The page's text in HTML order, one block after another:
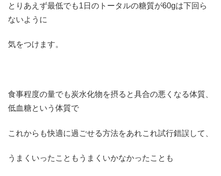
とりあえず最低でも1日のトータルの糖質が60gは下回ら
ないように
気をつけます。
食事程度の量でも炭水化物を摂ると具合の悪くなる体質、
低血糖という体質で
これからも快適に過ごせる方法をあれこれ試行錯誤して、
うまくいったこともうまくいかなかったことも